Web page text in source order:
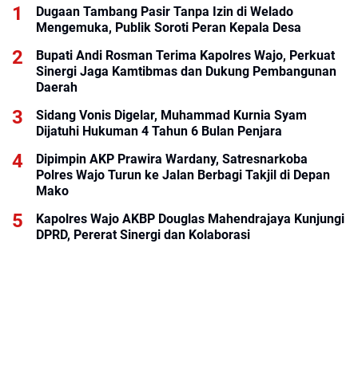
Dugaan Tambang Pasir Tanpa Izin di Welado
Mengemuka, Publik Soroti Peran Kepala Desa
Bupati Andi Rosman Terima Kapolres Wajo, Perkuat
Sinergi Jaga Kamtibmas dan Dukung Pembangunan
Daerah
Sidang Vonis Digelar, Muhammad Kurnia Syam
Dijatuhi Hukuman 4 Tahun 6 Bulan Penjara
Dipimpin AKP Prawira Wardany, Satresnarkoba
Polres Wajo Turun ke Jalan Berbagi Takjil di Depan
Mako
Kapolres Wajo AKBP Douglas Mahendrajaya Kunjungi
DPRD, Pererat Sinergi dan Kolaborasi